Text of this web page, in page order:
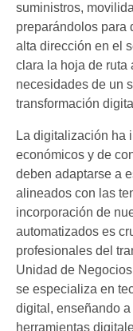
suministros,
preparándolos para
alta dirección en el
clara la hoja de ruta
necesidades de un
transformación
La digitalización ha
económicos y de
deben adaptarse a
alineados con las
incorporación de
automatizados es
profesionales del
Unidad de
se especializa en
digital, enseñando
herramientas